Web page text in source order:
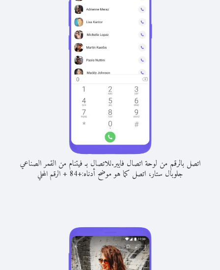
اتصل بالرقم من لوحة اتصال فايبر.للاتصال بـ فيتنام من القمر الصناعي
جلوبال ستار، اتصل كما هو موضح أدناه:+
84
+الرقم المحلي